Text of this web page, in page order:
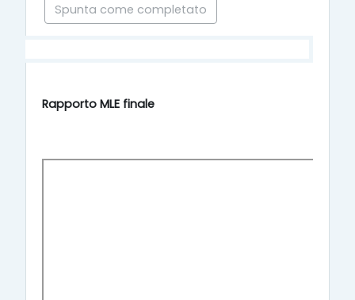
Spunta come completato
Rapporto MLE finale